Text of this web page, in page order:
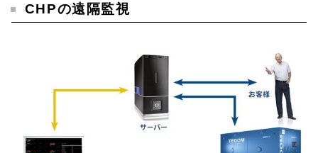
CHPの遠隔監視